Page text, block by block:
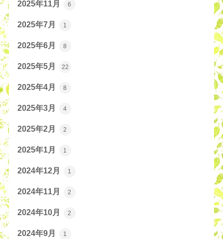
2025年11月 6
2025年7月 1
2025年6月 8
2025年5月 22
2025年4月 8
2025年3月 4
2025年2月 2
2025年1月 1
2024年12月 1
2024年11月 2
2024年10月 2
2024年9月 1